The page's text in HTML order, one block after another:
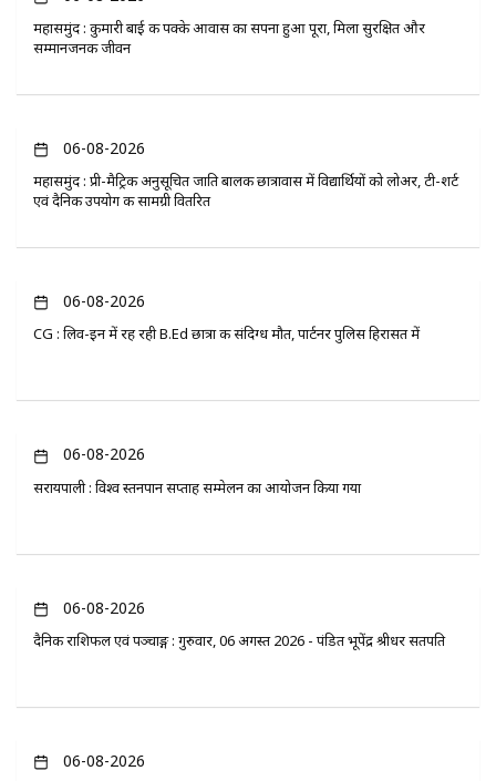
महासमुंद : कुमारी बाई की पक्के आवास का सपना हुआ पूरा, मिला सुरक्षित और
सम्मानजनक जीवन
06-08-2026
महासमुंद : प्री-मैट्रिक अनुसूचित जाति बालक छात्रावास में विद्यार्थियों को लोअर, टी-शर्ट
एवं दैनिक उपयोग की सामग्री वितरित
06-08-2026
CG : लिव-इन में रह रही B.Ed छात्रा की संदिग्ध मौत, पार्टनर पुलिस हिरासत में
06-08-2026
सरायपाली : विश्व स्तनपान सप्ताह सम्मेलन का आयोजन किया गया
06-08-2026
दैनिक राशिफल एवं पञ्चाङ्ग : गुरुवार, 06 अगस्त 2026 - पंडित भूपेंद्र श्रीधर सतपति
06-08-2026